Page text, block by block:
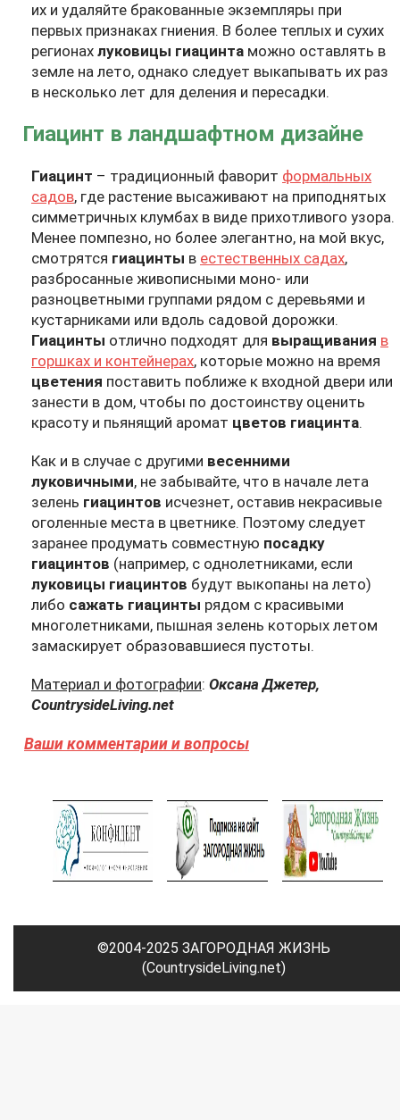
их и удаляйте бракованные экземпляры при
первых признаках гниения. В более теплых и сухих
регионах луковицы гиацинта можно оставлять в
земле на лето, однако следует выкапывать их раз
в несколько лет для деления и пересадки.
Гиацинт в ландшафтном дизайне
Гиацинт – традиционный фаворит формальных
садов, где растение высаживают на приподнятых
симметричных клумбах в виде прихотливого узора.
Менее помпезно, но более элегантно, на мой вкус,
смотрятся гиацинты в естественных садах,
разбросанные живописными моно- или
разноцветными группами рядом с деревьями и
кустарниками или вдоль садовой дорожки.
Гиацинты отлично подходят для выращивания в
горшках и контейнерах, которые можно на время
цветения поставить поближе к входной двери или
занести в дом, чтобы по достоинству оценить
красоту и пьянящий аромат цветов гиацинта.
Как и в случае с другими весенними
луковичными, не забывайте, что в начале лета
зелень гиацинтов исчезнет, оставив некрасивые
оголенные места в цветнике. Поэтому следует
заранее продумать совместную посадку
гиацинтов (например, с однолетниками, если
луковицы гиацинтов будут выкопаны на лето)
либо сажать гиацинты рядом с красивыми
многолетниками, пышная зелень которых летом
замаскирует образовавшиеся пустоты.
Материал и фотографии: Оксана Джетер,
CountrysideLiving.net
Ваши комментарии и вопросы
©2004-2025 ЗАГОРОДНАЯ ЖИЗНЬ
(CountrysideLiving.net)